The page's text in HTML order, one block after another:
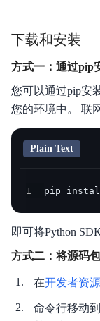
下载和安装
方式一：通过pip
您可以通过pip安
您的环境中。 联
Plain Text
1 pip
即可将Python
方式二：将源码
在开发者资
命令行移动